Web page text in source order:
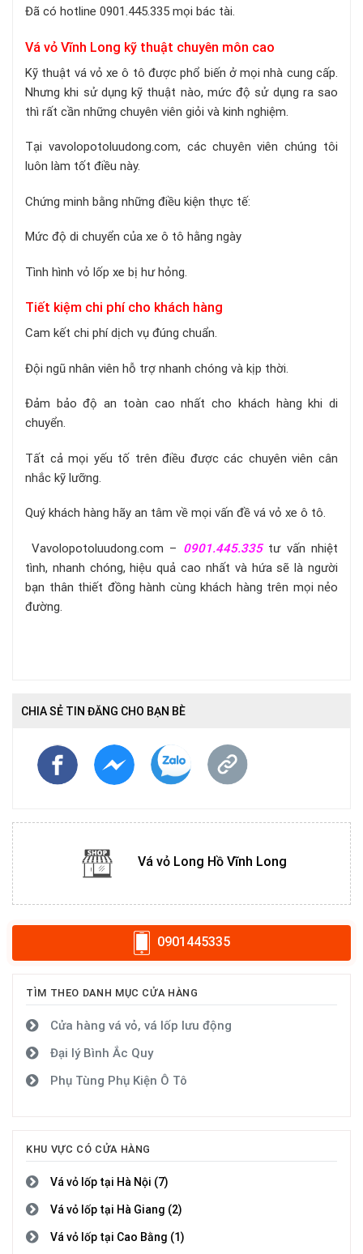
Đã có hotline 0901.445.335 mọi bác tài.
Vá vỏ Vĩnh Long kỹ thuật chuyên môn cao
Kỹ thuật vá vỏ xe ô tô được phổ biến ở mọi nhà cung cấp.
Nhưng khi sử dụng kỹ thuật nào, mức độ sử dụng ra sao
thì rất cần những chuyên viên giỏi và kinh nghiệm.
Tại vavolopotoluudong.com, các chuyên viên chúng tôi
luôn làm tốt điều này.
Chứng minh bằng những điều kiện thực tế:
Mức độ di chuyển của xe ô tô hằng ngày
Tình hình vỏ lốp xe bị hư hỏng.
Tiết kiệm chi phí cho khách hàng
Cam kết chi phí dịch vụ đúng chuẩn.
Đội ngũ nhân viên hỗ trợ nhanh chóng và kịp thời.
Đảm bảo độ an toàn cao nhất cho khách hàng khi di
chuyển.
Tất cả mọi yếu tố trên điều được các chuyên viên cân
nhắc kỹ lưỡng.
Quý khách hàng hãy an tâm về mọi vấn đề vá vỏ xe ô tô.
Vavolopotoluudong.com – 0901.445.335 tư vấn nhiệt
tình, nhanh chóng, hiệu quả cao nhất và hứasẽ là người
bạn thân thiết đồng hành cùng khách hàng trên mọi nẻo
đường.
CHIA SẺ TIN ĐĂNG CHO BẠN BÈ
Vá vỏ Long Hồ Vĩnh Long
0901445335
TÌM THEO DANH MỤC CỬA HÀNG
Cửa hàng vá vỏ, vá lốp lưu động
Đại lý Bình Ắc Quy
Phụ Tùng Phụ Kiện Ô Tô
KHU VỰC CÓ CỬA HÀNG
Vá vỏ lốp tại Hà Nội (7)
Vá vỏ lốp tại Hà Giang (2)
Vá vỏ lốp tại Cao Bằng (1)